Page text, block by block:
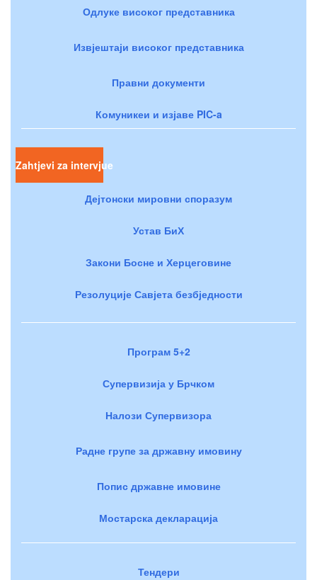
Одлуке високог представника
Извјештаји високог представника
Правни документи
Комуникеи и изјаве PIC-a
Zahtjevi za intervjue
Дејтонски мировни споразум
Устав БиХ
Закони Босне и Херцеговине
Резолуције Савјета безбједности
Програм 5+2
Супервизија у Брчком
Налози Супервизора
Радне групе за државну имовину
Попис државне имовине
Мостарска декларација
Тендери